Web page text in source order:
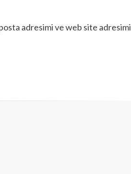
adresimi ve web site adresimi